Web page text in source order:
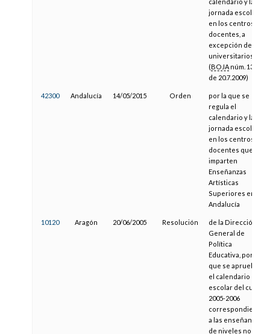
calendario y la
jornada escolar
en los centros
docentes, a
excepción de los
universitarios
(BOJAnúm. 139,
de 20.7.2009)
42300 Andalucía 14/05/2015 Orden
por la que se
regula el
calendario y la
jornada escolar
en los centros
docentes que
imparten
Enseñanzas
Artísticas
Superiores en
Andalucía
10120 Aragón 20/06/2005 Resolución
de la Dirección
General de
Política
Educativa, por la
que se aprueba
el calendario
escolar del curso
2005-2006
correspondiente
a las enseñanzas
de niveles no